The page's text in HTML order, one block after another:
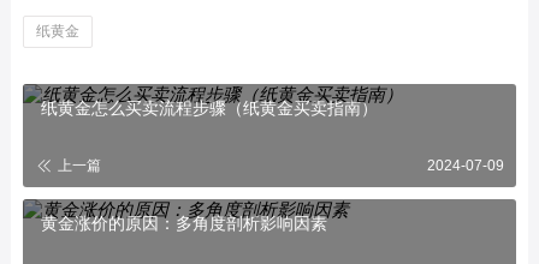
纸黄金
纸黄金怎么买卖流程步骤（纸黄金买卖指南）
上一篇 2024-07-09
黄金涨价的原因：多角度剖析影响因素